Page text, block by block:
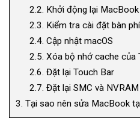
2.2. Khởi động lại MacBook
2.3. Kiểm tra cài đặt bàn
2.4. Cập nhật macOS
2.5. Xóa bộ nhớ cache của
2.6. Đặt lại Touch Bar
2.7. Đặt lại SMC và NVRAM
3. Tại sao nên sửa MacBook